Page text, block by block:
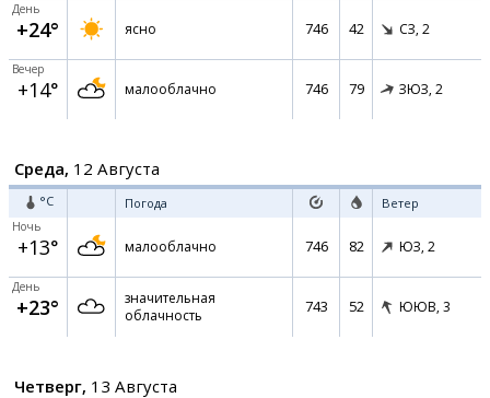
День
+24° ясно 746 42 СЗ, 2
Вечер
+14° малооблачно 746 79 ЗЮЗ, 2
Среда, 12 Августа
°C Погода Ветер
Ночь
+13° малооблачно 746 82 ЮЗ, 2
День
+23°
значительная
облачность
743 52 ЮЮВ, 3
Четверг, 13 Августа